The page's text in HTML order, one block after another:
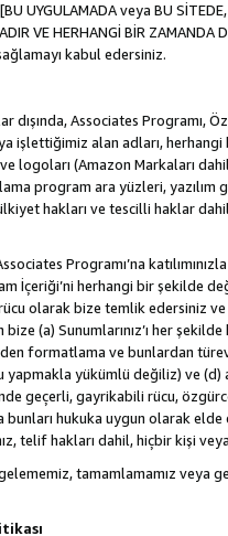
veya BU SİTEDE,
VE HERHANGİ BİR
kabul edersiniz.
dışında, Associates Programı,
işlettiğimiz alan adları,
logoları (Amazon Markaları
program ara yüzleri,
hakları ve tescilli haklar
Programı’na
İçeriği’ni herhangi bir şekilde
olarak bize temlik edersiniz ve
(a) Sunumlarınız’ı her
formatlama ve bunlardan türev
yapmakla yükümlü değiliz) ve
geçerli, gayrikabili rücu,
bunları hukuka uygun olarak
telif hakları dahil, hiçbir kişi
tamamlamamız